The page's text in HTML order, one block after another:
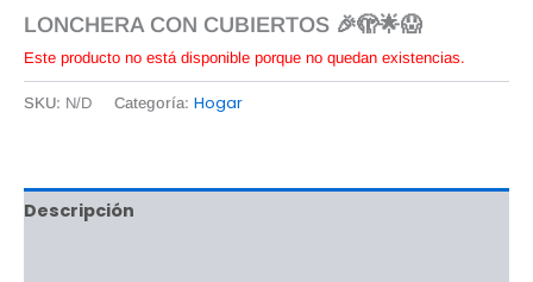
LONCHERA CON CUBIERTOS 🎉🫣🌟😱
Este producto no está disponible porque no quedan existencias.
SKU: N/D Categoría: Hogar
Descripción